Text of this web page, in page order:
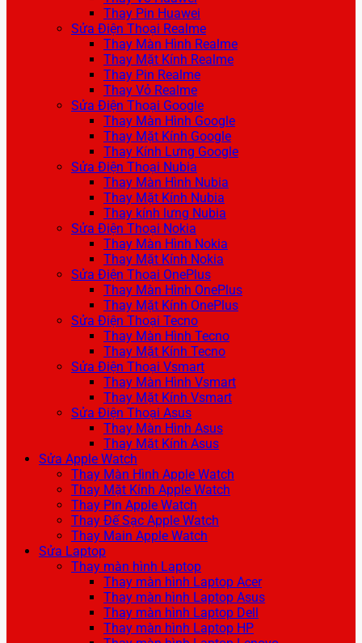
Thay Pin Huawei
Sửa Điện Thoại Realme
Thay Màn Hình Realme
Thay Mặt Kính Realme
Thay Pin Realme
Thay Vỏ Realme
Sửa Điện Thoại Google
Thay Màn Hình Google
Thay Mặt Kính Google
Thay Kính Lưng Google
Sửa Điện Thoại Nubia
Thay Màn Hình Nubia
Thay Mặt Kính Nubia
Thay kính lưng Nubia
Sửa Điện Thoại Nokia
Thay Màn Hình Nokia
Thay Mặt Kính Nokia
Sửa Điện Thoại OnePlus
Thay Màn Hình OnePlus
Thay Mặt Kính OnePlus
Sửa Điện Thoại Tecno
Thay Màn Hình Tecno
Thay Mặt Kính Tecno
Sửa Điện Thoại Vsmart
Thay Màn Hình Vsmart
Thay Mặt Kính Vsmart
Sửa Điện Thoại Asus
Thay Màn Hình Asus
Thay Mặt Kính Asus
Sửa Apple Watch
Thay Màn Hình Apple Watch
Thay Mặt Kính Apple Watch
Thay Pin Apple Watch
Thay Đế Sạc Apple Watch
Thay Main Apple Watch
Sửa Laptop
Thay màn hình Laptop
Thay màn hình Laptop Acer
Thay màn hình Laptop Asus
Thay màn hình Laptop Dell
Thay màn hình Laptop HP